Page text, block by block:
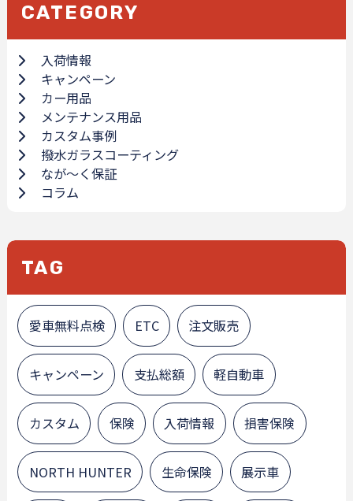
CATEGORY
入荷情報
キャンペーン
カー用品
メンテナンス用品
カスタム事例
撥水ガラスコーティング
なが～く保証
コラム
TAG
愛車無料点検 ETC 注文販売
キャンペーン 支払総額 軽自動車
カスタム 保険 入荷情報 損害保険
NORTH HUNTER 生命保険 展示車